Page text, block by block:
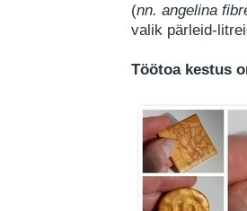
(nn. angelina
valik pärleid-
Töötoa kestus